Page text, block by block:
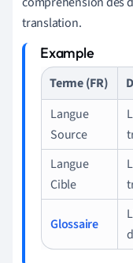
translation.
Terme (FR)
Langue
Source
Langue
Cible
Glossaire